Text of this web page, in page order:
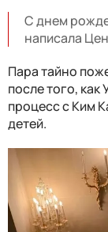
С днем
написала
Пара тайно
после того,
процесс с Ким
детей.